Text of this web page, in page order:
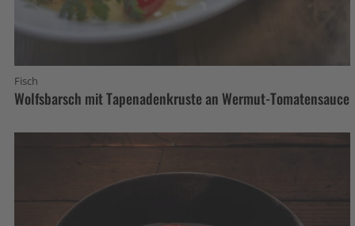
Fisch
Wolfsbarsch mit Tapenadenkruste an Wermut-Tomatensauce